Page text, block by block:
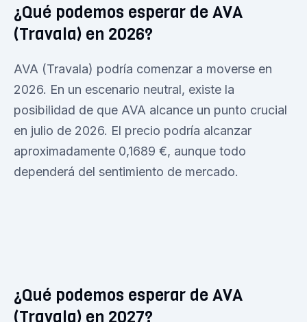
¿Qué podemos esperar de AVA
(Travala) en 2026?
AVA (Travala) podría comenzar a moverse en
2026. En un escenario neutral, existe la
posibilidad de que AVA alcance un punto crucial
en julio de 2026. El precio podría alcanzar
aproximadamente 0,1689 €, aunque todo
dependerá del sentimiento de mercado.
¿Qué podemos esperar de AVA
(Travala) en 2027?